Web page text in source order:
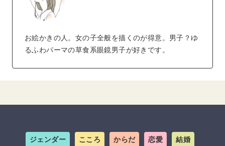
お絵かきの人。女の子全般を描くのが得意。男子？ゆ
るふわパーマの草食系眼鏡男子が好きです。
ジェンダー こころ からだ 恋愛 結婚